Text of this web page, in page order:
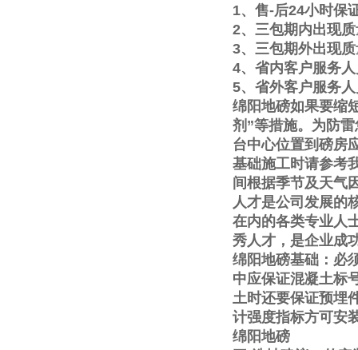
1、售-后24小时保
2、三包期内出现
3、三包期外出现
4、省内客户服务
5、省外客户服务
绵阳地磅如果要缩
剂 ”等措施。为防
台中心位置到磅房
基础施工时请参考
间根据季节及天气
人才是公司发展的
在内的各类专业人
秀人才，是企业成
绵阳地磅基础：必
中应保证混凝土标
土时还要保证预埋
计强度指标方可安
绵阳地磅